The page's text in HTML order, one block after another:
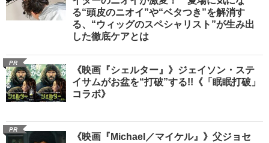
る“頭皮のニオイ”や“ベタつき”を解消す
る、“ウィッグのスペシャリスト”が生み出
した徹底ケアとは
PR
《映画『シェルター』》ジェイソン・ステ
イサムがお盆を“打破”する!!《「眠眠打破」
コラボ》
PR
《映画『Michael／マイケル』》父ジョセ